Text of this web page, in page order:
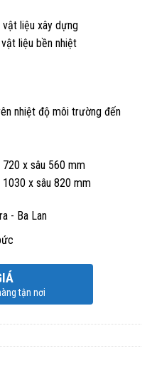
liệu xây dựng
liệu bền nhiệt
nhiệt độ môi trường đến
x sâu 560 mm
x sâu 820 mm
- Ba Lan
tận nơi